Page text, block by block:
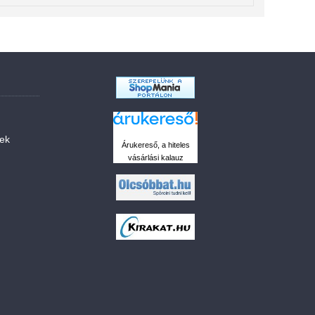
Árukereső, a hiteles
vásárlási kalauz